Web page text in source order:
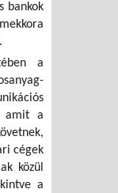
bankok
a
amit a
cégek
közül
a